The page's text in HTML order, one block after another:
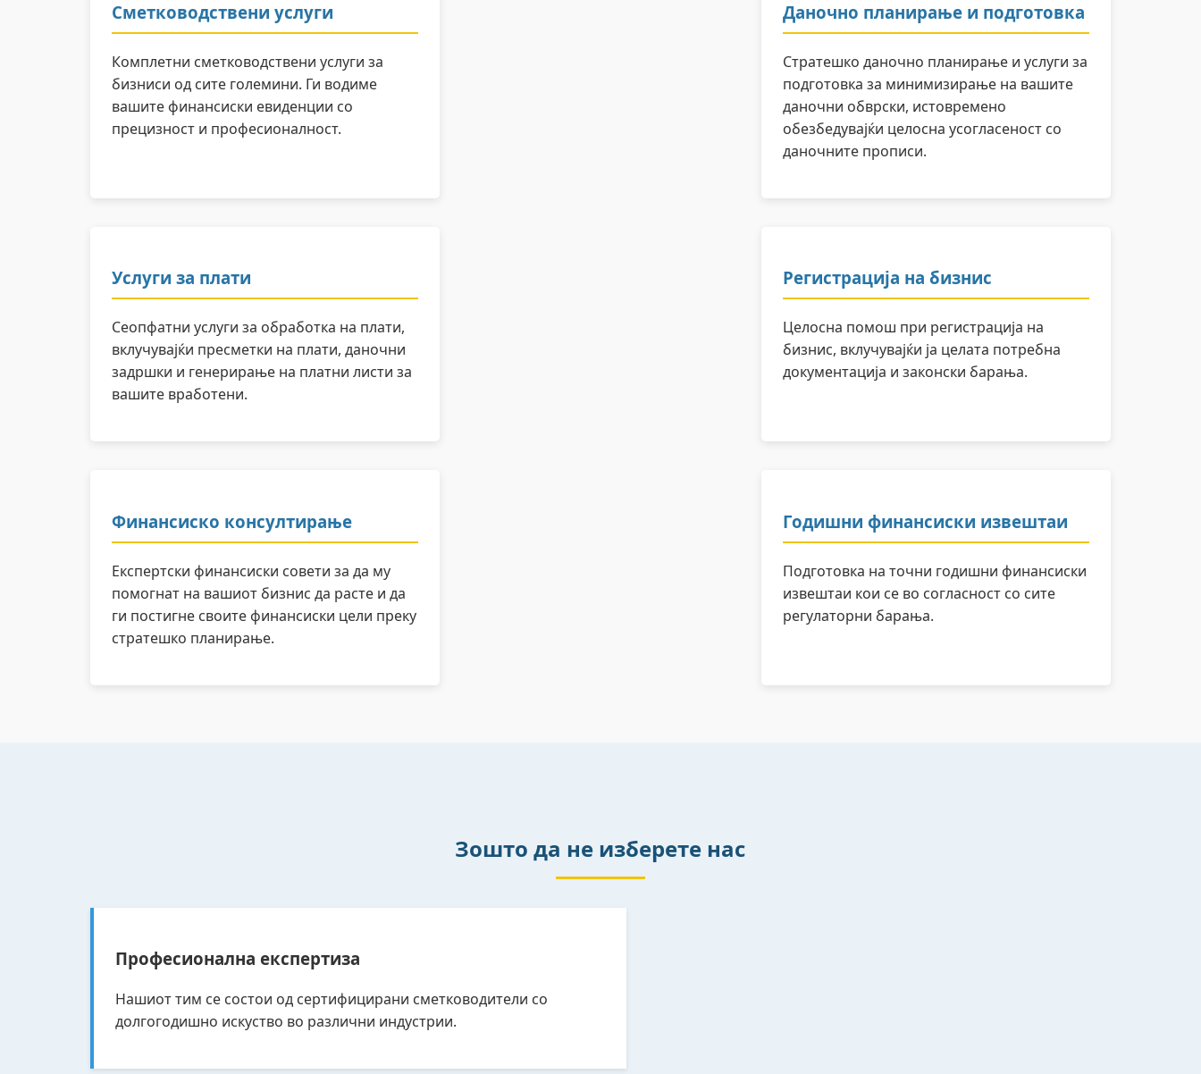
Сметководствени услуги
Комплетни сметководствени услуги за
бизниси од сите големини. Ги водиме
вашите финансиски евиденции со
прецизност и професионалност.
Даночно планирање и подготовка
Стратешко даночно планирање и услуги за
подготовка за минимизирање на вашите
даночни обврски, истовремено
обезбедувајќи целосна усогласеност со
даночните прописи.
Услуги за плати
Сеопфатни услуги за обработка на плати,
вклучувајќи пресметки на плати, даночни
задршки и генерирање на платни листи за
вашите вработени.
Регистрација на бизнис
Целосна помош при регистрација на
бизнис, вклучувајќи ја целата потребна
документација и законски барања.
Финансиско консултирање
Експертски финансиски совети за да му
помогнат на вашиот бизнис да расте и да
ги постигне своите финансиски цели преку
стратешко планирање.
Годишни финансиски извештаи
Подготовка на точни годишни финансиски
извештаи кои се во согласност со сите
регулаторни барања.
Зошто да не изберете нас
Професионална експертиза
Нашиот тим се состои од сертифицирани сметководители со
долгогодишно искуство во различни индустрии.